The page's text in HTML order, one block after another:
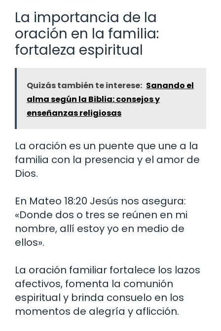
La importancia de la
oración en la familia:
fortaleza espiritual
Quizás también te interese: Sanando el
alma según la Biblia: consejos y
enseñanzas religiosas
La oración es un puente que une a la
familia con la presencia y el amor de
Dios.
En Mateo 18:20 Jesús nos asegura:
«Donde dos o tres se reúnen en mi
nombre, allí estoy yo en medio de
ellos».
La oración familiar fortalece los lazos
afectivos, fomenta la comunión
espiritual y brinda consuelo en los
momentos de alegría y aflicción.